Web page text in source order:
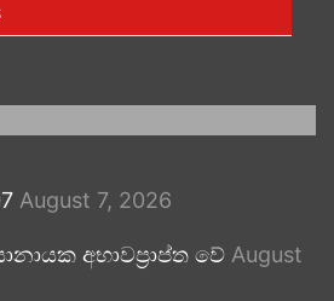
August 7, 2026
අභාවප්‍රාප්ත වේ August